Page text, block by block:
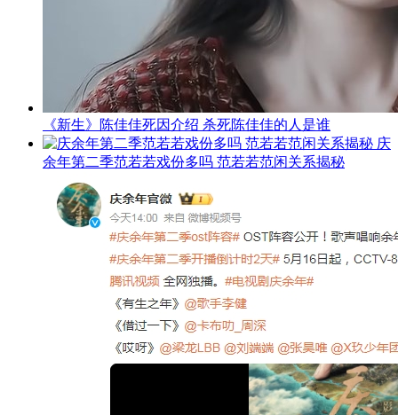
《新生》陈佳佳死因介绍 杀死陈佳佳的人是谁
庆
余年第二季范若若戏份多吗 范若若范闲关系揭秘